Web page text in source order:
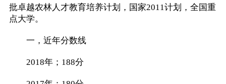
批卓越农林人才教育培养计划，国家2011计划，全国重
点大学。
一，近年分数线
2018年；188分